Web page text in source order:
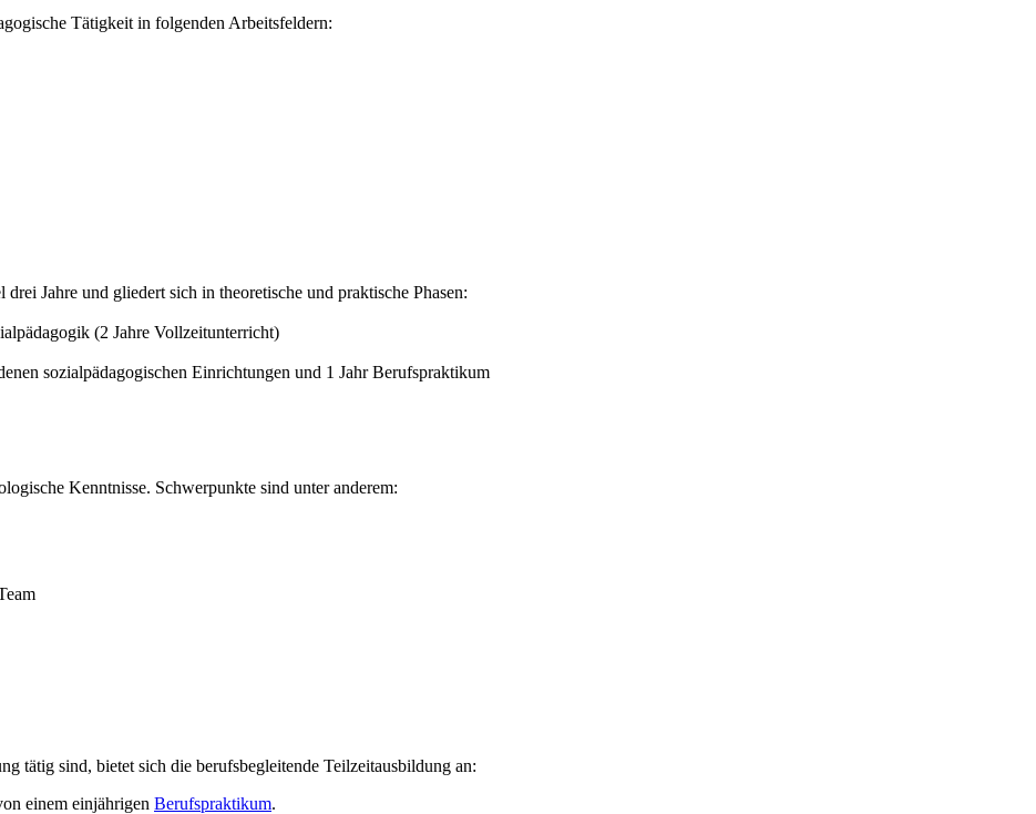
Tätigkeit in folgenden Arbeitsfeldern:
Jahre und gliedert sich in theoretische und praktische Phasen:
(2 Jahre Vollzeitunterricht)
sozialpädagogischen Einrichtungen und 1 Jahr Berufspraktikum
Kenntnisse. Schwerpunkte sind unter anderem:
tätig sind, bietet sich die berufsbegleitende Teilzeitausbildung an:
einem einjährigen Berufspraktikum.